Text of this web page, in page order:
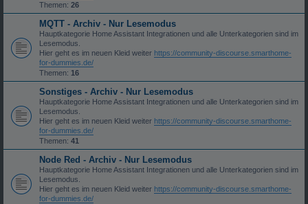
Themen: 26
MQTT - Archiv - Nur Lesemodus
Hauptkategorie Home Assistant Integrationen und alle Unterkategorien sind im
Lesemodus.
Hier geht es im neuen Kleid weiter https://community-discourse.smarthome-
for-dummies.de/
Themen: 16
Sonstiges - Archiv - Nur Lesemodus
Hauptkategorie Home Assistant Integrationen und alle Unterkategorien sind im
Lesemodus.
Hier geht es im neuen Kleid weiter https://community-discourse.smarthome-
for-dummies.de/
Themen: 41
Node Red - Archiv - Nur Lesemodus
Hauptkategorie Home Assistant Integrationen und alle Unterkategorien sind im
Lesemodus.
Hier geht es im neuen Kleid weiter https://community-discourse.smarthome-
for-dummies.de/